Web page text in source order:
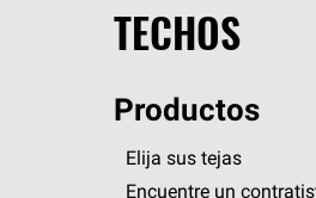
TECHOS
Productos
Elija sus tejas
Encuentre un